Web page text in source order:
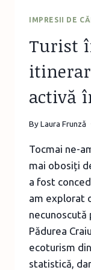
IMPRESII DE
Turist
activă
ByLaura Frunză
Tocmai ne-
mai obosiți
a fost
am explorat
necunoscută
Pădurea
ecoturism
statistică,